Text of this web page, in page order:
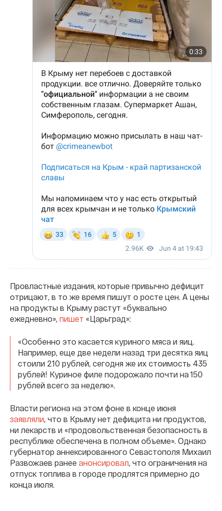
Провластные издания, которые привычно дефицит
отрицают, в то же время пишут о росте цен. А цены
на продукты в Крыму растут «буквально
ежедневно», пишет «Царьград»:
«Особенно это касается куриного мяса и яиц.
Например, еще две недели назад три десятка яиц
стоили 210 рублей, сегодня же их стоимость 435
рублей! Куриное филе подорожало почти на 150
рублей всего за неделю».
Власти региона на этом фоне в конце июня
заявляли, что в Крыму нет дефицита ни продуктов,
ни лекарств и «продовольственная безопасность в
республике обеспечена в полном объеме». Однако
губернатор аннексированного Севастополя Михаил
Развожаев ранее анонсировал, что ограничения на
отпуск топлива в городе продлятся примерно до
конца июля.